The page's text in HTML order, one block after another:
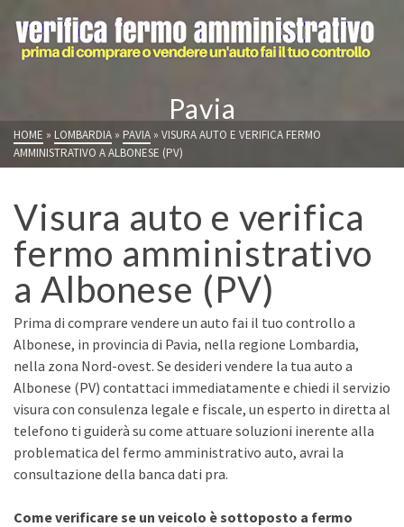
Pavia
HOME » LOMBARDIA » PAVIA » VISURA AUTO E VERIFICA FERMO
AMMINISTRATIVO A ALBONESE (PV)
Visura auto e verifica
fermo amministrativo
a Albonese (PV)
Prima di comprare vendere un auto fai il tuo controllo a
Albonese, in provincia di Pavia, nella regione Lombardia,
nella zona Nord-ovest. Se desideri vendere la tua auto a
Albonese (PV) contattaci immediatamente e chiedi il servizio
visura con consulenza legale e fiscale, un esperto in diretta al
telefono ti guiderà su come attuare soluzioni inerente alla
problematica del fermo amministrativo auto, avrai la
consultazione della banca dati pra.
Come verificare se un veicolo è sottoposto a fermo